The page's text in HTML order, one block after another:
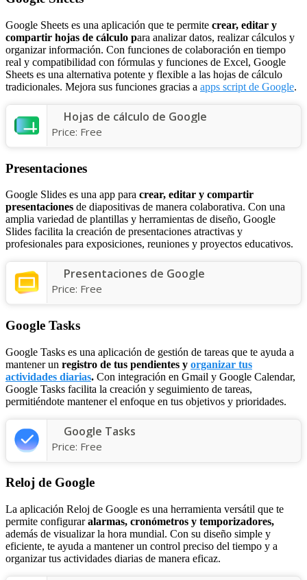
Google Sheets es una aplicación que te permite crear, editar y
compartir hojas de cálculo para analizar datos, realizar cálculos y
organizar información. Con funciones de colaboración en tiempo
real y compatibilidad con fórmulas y funciones de Excel, Google
Sheets es una alternativa potente y flexible a las hojas de cálculo
tradicionales. Mejora sus funciones gracias a apps script de Google.
Hojas de cálculo de Google
Price: Free
Presentaciones
Google Slides es una app para crear, editar y compartir
presentaciones de diapositivas de manera colaborativa. Con una
amplia variedad de plantillas y herramientas de diseño, Google
Slides facilita la creación de presentaciones atractivas y
profesionales para exposiciones, reuniones y proyectos educativos.
Presentaciones de Google
Price: Free
Google Tasks
Google Tasks es una aplicación de gestión de tareas que te ayuda a
mantener un registro de tus pendientes y organizar tus
actividades diarias. Con integración en Gmail y Google Calendar,
Google Tasks facilita la creación y seguimiento de tareas,
permitiéndote mantener el enfoque en tus objetivos y prioridades.
Google Tasks
Price: Free
Reloj de Google
La aplicación Reloj de Google es una herramienta versátil que te
permite configuraralarmas, cronómetros y temporizadores,
además de visualizar la hora mundial. Con su diseño simple y
eficiente, te ayuda a mantener un control preciso del tiempo y a
organizar tus actividades diarias de manera eficaz.